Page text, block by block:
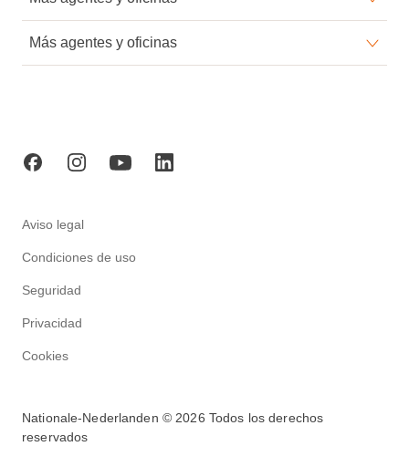
El Blog de Nationale-Nederlanden
Trabaja con nosotros
Barcelona
Bilbao
Granada
Las Palmas
Más agentes y oficinas
Sevilla
Valencia
Aviso legal
Condiciones de uso
Seguridad
Privacidad
Cookies
Nationale-Nederlanden © 2026 Todos los derechos
reservados